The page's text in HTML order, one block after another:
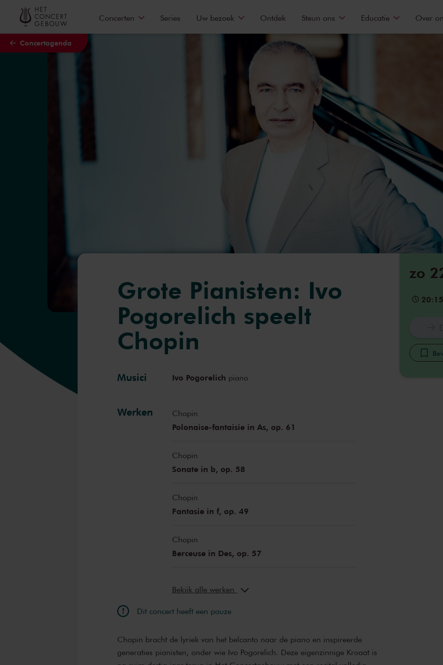
Naar hoofdcontent
Concertagenda
Concerten Series Uw bezoek Ontdek Steun ons Educatie Over
zo
20:15
Grote Pianisten: Ivo
Pogorelich speelt
Chopin
Musici Ivo Pogorelich piano
Werken Chopin
Polonaise-fantaisie in As, op. 61
Chopin
Sonate in b, op. 58
Chopin
Fantasie in f, op. 49
Chopin
Berceuse in Des, op. 57
Bekijk alle werken
Dit concert heeft een pauze
Chopin bracht de lyriek van het belcanto naar de piano en inspireerde
generaties pianisten, onder wie Ivo Pogorelich. Deze eigenzinnige Kroaat is